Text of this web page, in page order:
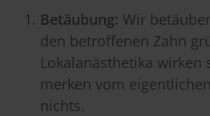
Betäubung: Wir
den betroffenen Zahn
Lokalanästhetika wirken
merken vom
nichts.